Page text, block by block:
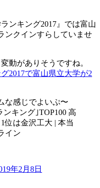
ンキング2017』では富山
ンクインすらしていませ
動がありそうですね。
2017で富山県立大学が2
な感じでよいぷ〜
キング｣TOP100 高
位は金沢工大 | 本当
イン
年2月8日